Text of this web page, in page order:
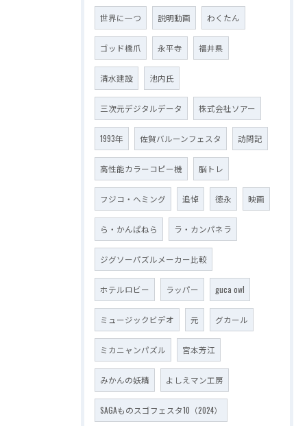
世界に一つ 説明動画 わくたん
ゴッド橋爪 永平寺 福井県
清水建設 池内氏
三次元デジタルデータ 株式会社ソアー
1993年 佐賀バルーンフェスタ 訪問記
高性能カラーコピー機 脳トレ
フジコ・ヘミング 追悼 徳永 映画
ら・かんぱねら ラ・カンパネラ
ジグソーパズルメーカー比較
ホテルロビー ラッパー guca owl
ミュージックビデオ 元 グカール
ミカニャンパズル 宮本芳江
みかんの妖精 よしえマン工房
SAGAものスゴフェスタ10（2024）